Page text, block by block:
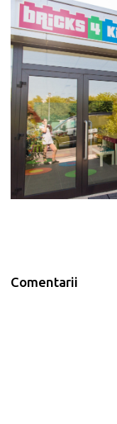
Comentarii